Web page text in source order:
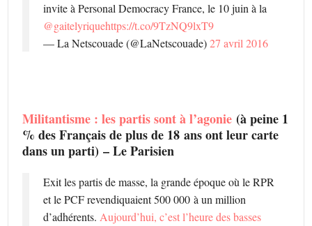
invite à Personal Democracy France, le 10 juin à la
@gaitelyriquehttps://t.co/9TzNQ9lxT9
— La Netscouade (@LaNetscouade)27 avril 2016
Militantisme : les partis sont à l’agonie (à peine 1
% des Français de plus de 18 ans ont leur carte
dans un parti)– Le Parisien
Exit les partis de masse, la grande époque où le RPR
et le PCF revendiquaient 500 000 à un million
d’adhérents. Aujourd’hui, c’est l’heure des basses